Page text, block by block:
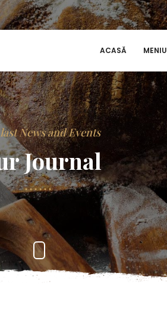
ACASĂ MENIU
News and Events
Journal